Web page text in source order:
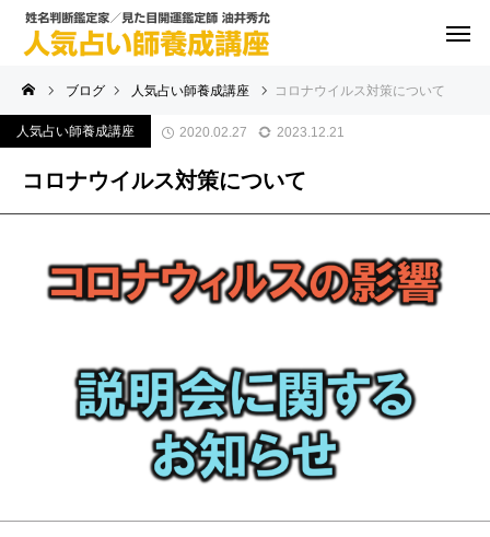
ブログ 人気占い師養成講座 コロナウイルス対策について
人気占い師養成講座 2020.02.27 2023.12.21
コロナウイルス対策について